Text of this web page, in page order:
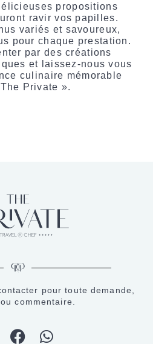
propositions
ravir vos papilles.
variés et savoureux,
pour chaque prestation.
par des créations
et laissez-nous vous
culinaire mémorable
Private ».
pour toute demande,
commentaire.